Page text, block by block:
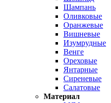
Шампань
Оливковые
Оранжевые
Вишневые
Изумрудные
Венге
Ореховые
Янтарные
Сиреневые
Салатовые
Материал